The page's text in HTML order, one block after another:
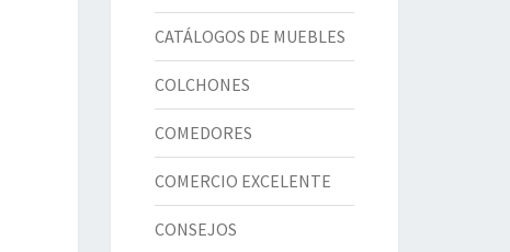
CATÁLOGOS DE MUEBLES
COLCHONES
COMEDORES
COMERCIO EXCELENTE
CONSEJOS